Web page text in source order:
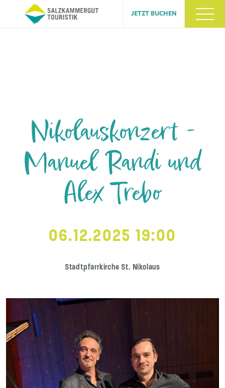
JETZT BUCHEN
Nikolauskonzert -
Manuel Randi und
Alex Trebo
06.12.2025 19:00
Stadtpfarrkirche St. Nikolaus